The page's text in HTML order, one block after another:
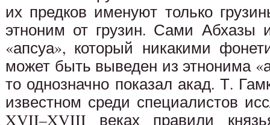
их предков именуют только
этноним от грузин. Сами Абхазы
«апсуа», который никакими
может быть выведен из этнонима
то однозначно показал акад. Т.
известном среди специалистов
XVII–XVIII веках правили